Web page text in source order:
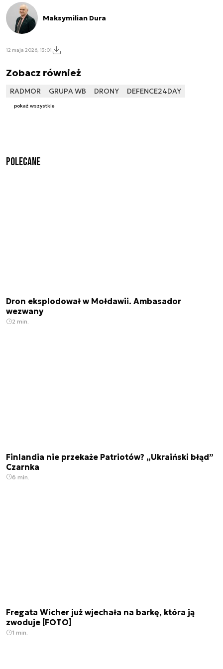
Maksymilian Dura
12 maja 2026, 13:01
Zobacz również
RADMOR GRUPA WB DRONY DEFENCE24DAY
pokaż wszystkie
Polecane
Dron eksplodował w Mołdawii. Ambasador
wezwany
2 min.
Finlandia nie przekaże Patriotów? „Ukraiński błąd”
Czarnka
6 min.
Fregata Wicher już wjechała na barkę, która ją
zwoduje [FOTO]
1 min.